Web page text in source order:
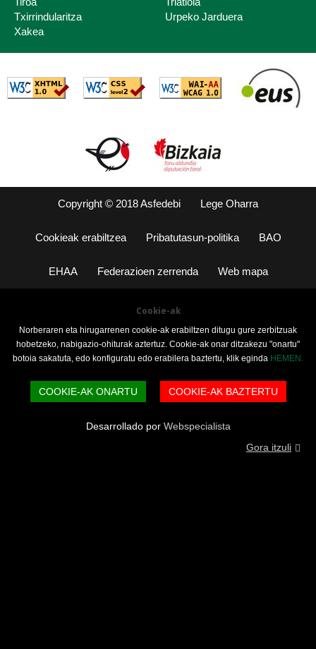
Txirrindularitza
Urpeko Jarduera
Xakea
Copyright © 2018 Asfedebi Lege Oharra
Cookieak erabiltzea Pribatutasun-politika BAO
EHAA Federazioen zerrenda Web mapa
Cookie-ak
Norberaren eta hirugarrenen cookie-ak erabiltzen ditugu gure zerbitzuak
hobetzeko, nabigazio-ohiturak aztertuz. Cookie-ak onar ditzakezu "onartu"
botoia sakatuta, edo konfiguratu edo erabilera baztertu, klik eginda HEMEN.
COOKIE-AK ONARTU COOKIE-AK BAZTERTU
Desarrollado por Webspecialista
Gora itzuli